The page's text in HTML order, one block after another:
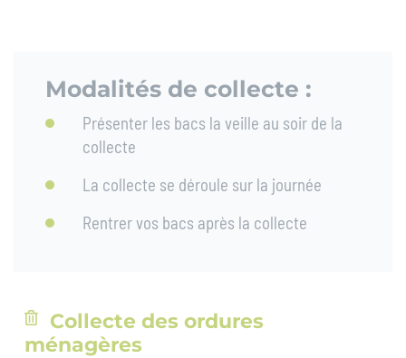
Modalités de collecte :
Présenter les bacs la veille au soir de la
collecte
La collecte se déroule sur la journée
Rentrer vos bacs après la collecte
Collecte des ordures
ménagères